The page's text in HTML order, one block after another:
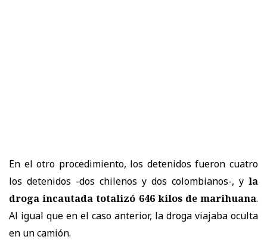
En el otro procedimiento, los detenidos fueron cuatro
los detenidos -dos chilenos y dos colombianos-, y la
droga incautada totalizó 646 kilos de marihuana.
Al igual que en el caso anterior, la droga viajaba oculta
en un camión.